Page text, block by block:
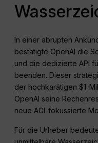
In einer abrupten
bestätigte OpenAI die
und die dedizierte API
beenden. Dieser
der hochkarätigen $1-
OpenAI seine
neue AGI-fokussierte
Für die Urheber